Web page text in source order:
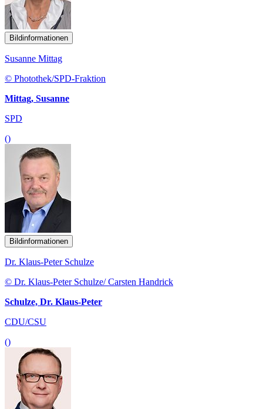
Bildinformationen
Susanne Mittag
© Photothek/SPD-Fraktion
Mittag, Susanne
SPD
()
Bildinformationen
Dr. Klaus-Peter Schulze
© Dr. Klaus-Peter Schulze/ Carsten Handrick
Schulze, Dr. Klaus-Peter
CDU/CSU
()